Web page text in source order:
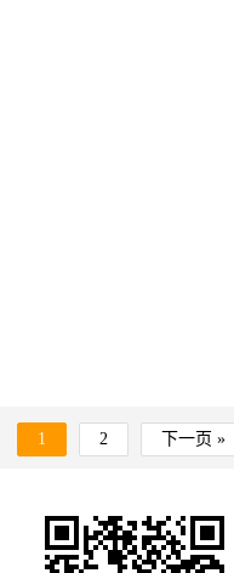
1 2 下一页 »